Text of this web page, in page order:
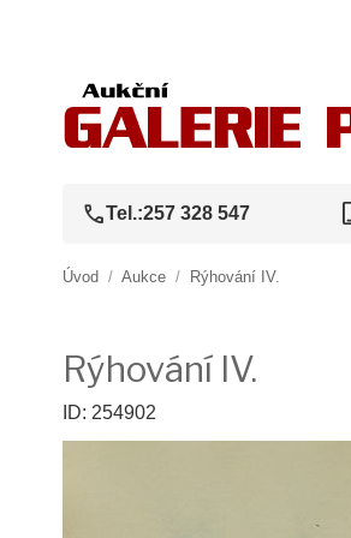
callTel.:257 328 547
Úvod / Aukce / Rýhování IV.
Rýhování IV.
ID: 254902